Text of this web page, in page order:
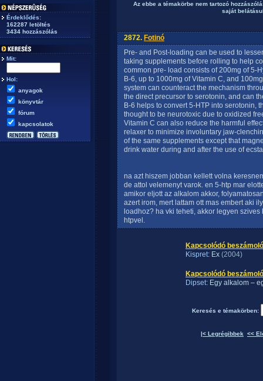
Érdeklődés:
162287 letöltés
3434 hozzászólás
Mit:
Hol:
anyagok
könyvtár
fórum
kapcsolatok
Az ebbe a témakörbe nem tartozó
saját
2872. Fotinó
Pre- and Post-loading can be used to
taking supplements before rolling to help
common pre- load consists of 200mg of 5-
B-6, up to 1000mg of Vitamin C, and
system can counteract the mechanism
the direct precursor to serotonin, and can
B-6 helps to convert 5-HTP into serotonin,
thought to be neurotoxic due to oxidized
Vitamin C can also reduce the harmful
relaxer to minimize involuntary jaw-
of the same supplements except that
drink water during and after the use of
na azt hiszem jobban kellett volna
de attol velemenyt varok. en 5-htp mar
amikor eljott az alkalom akkor,
azert irom, mert lattam ott mas embert aki
loadhoz? ha vki teheti, akkor legyen
htpvel.
Kapcsolódó
Kispret: Ex (2004)
Kapcsolódó
Dipset: Egy alkalom –
Keresés e témakörben:
|< Legrégibbek <<